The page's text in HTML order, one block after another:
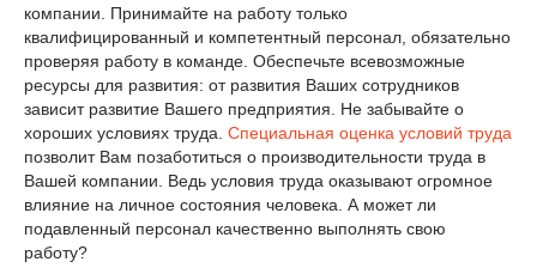
компании. Принимайте на работу только
квалифицированный и компетентный персонал, обязательно
проверяя работу в команде. Обеспечьте всевозможные
ресурсы для развития: от развития Ваших сотрудников
зависит развитие Вашего предприятия. Не забывайте о
хороших условиях труда. Специальная оценка условий труда
позволит Вам позаботиться о производительности труда в
Вашей компании. Ведь условия труда оказывают огромное
влияние на личное состояния человека. А может ли
подавленный персонал качественно выполнять свою
работу?